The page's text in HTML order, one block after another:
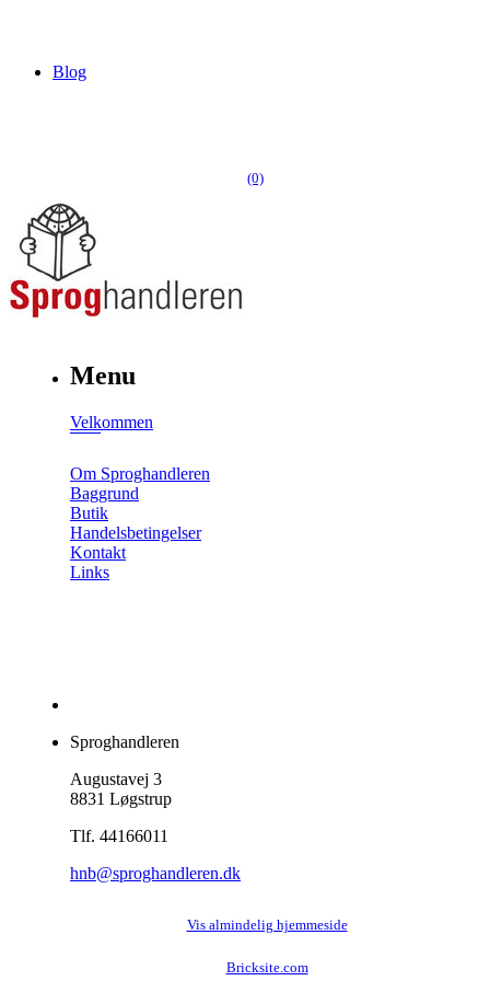
Blog
(0)
Menu
Velkommen
Om Sproghandleren
Baggrund
Butik
Handelsbetingelser
Kontakt
Links
Sproghandleren
Augustavej 3
8831 Løgstrup
Tlf. 44166011
hnb@sproghandleren.dk
Vis almindelig hjemmeside
Bricksite.com